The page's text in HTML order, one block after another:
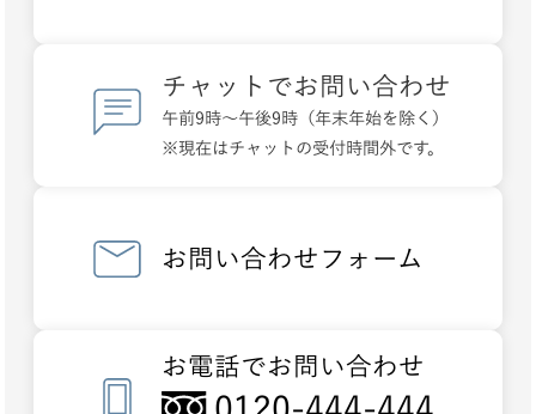
チャットでお問い合わせ
午前9時～午後9時（年末年始を除く）
※現在はチャットの受付時間外です。
お問い合わせフォーム
お電話でお問い合わせ